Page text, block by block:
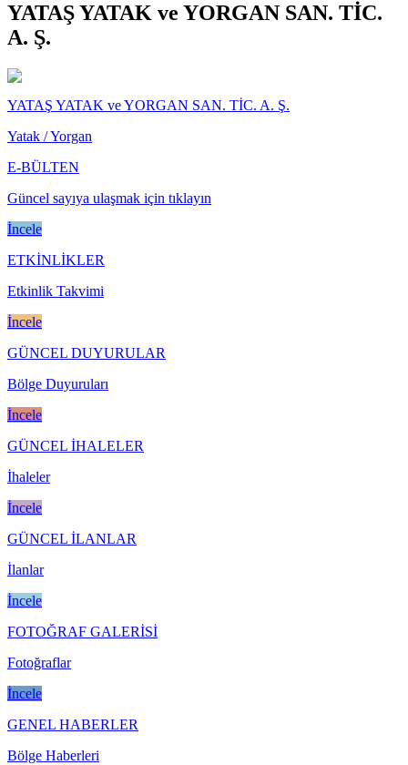
YATAŞ YATAK ve YORGAN SAN. TİC.
A. Ş.
YATAŞ YATAK ve YORGAN SAN. TİC. A. Ş.
Yatak / Yorgan
E-BÜLTEN
Güncel sayıya ulaşmak için tıklayın
İncele
ETKİNLİKLER
Etkinlik Takvimi
İncele
GÜNCEL DUYURULAR
Bölge Duyuruları
İncele
GÜNCEL İHALELER
İhaleler
İncele
GÜNCEL İLANLAR
İlanlar
İncele
FOTOĞRAF GALERİSİ
Fotoğraflar
İncele
GENEL HABERLER
Bölge Haberleri